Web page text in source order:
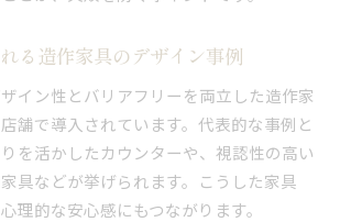
る造作家具のデザイン事例
イン性とバリアフリーを両立した造作家
舗で導入されています。代表的な事例と
を活かしたカウンターや、視認性の高い
具などが挙げられます。こうした家具
理的な安心感にもつながります。